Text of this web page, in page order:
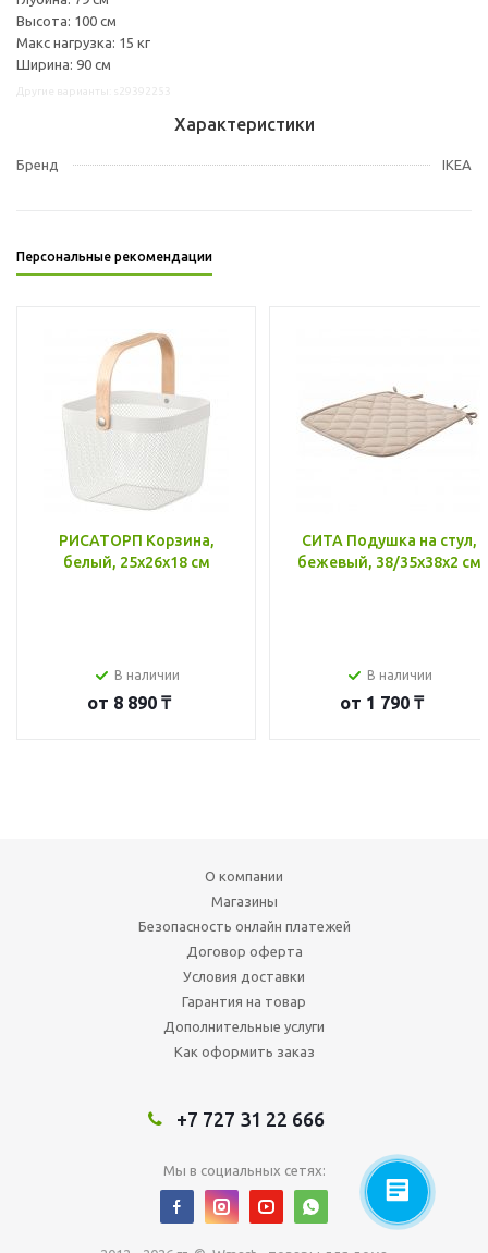
Высота: 100 см
Макс нагрузка: 15 кг
Ширина: 90 см
Характеристики
Бренд IKEA
Персональные рекомендации
РИСАТОРП Корзина,
белый, 25x26x18 см
В наличии
от 8 890 ₸
СИТА Подушка на стул,
бежевый, 38/35x38x2 см
В наличии
от 1 790 ₸
О компании
Магазины
Безопасность онлайн платежей
Договор оферта
Условия доставки
Гарантия на товар
Дополнительные услуги
Как оформить заказ
+7 727 31 22 666
Мы в социальных сетях: